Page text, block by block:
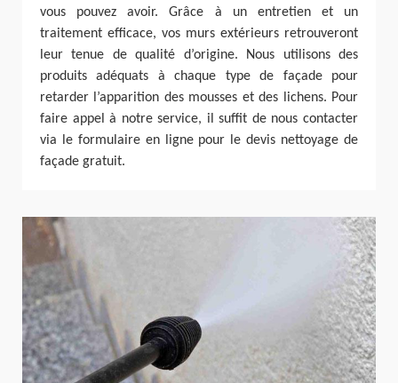
vous pouvez avoir. Grâce à un entretien et un
traitement efficace, vos murs extérieurs retrouveront
leur tenue de qualité d’origine. Nous utilisons des
produits adéquats à chaque type de façade pour
retarder l’apparition des mousses et des lichens. Pour
faire appel à notre service, il suffit de nous contacter
via le formulaire en ligne pour le devis nettoyage de
façade gratuit.